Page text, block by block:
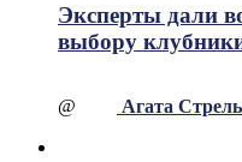
Эксперты дали
выбору
@ Агата